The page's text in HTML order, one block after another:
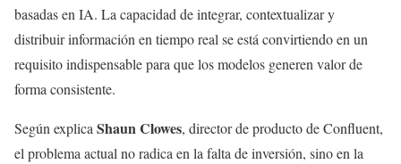
basadas en IA. La capacidad de integrar, contextualizar y
distribuir información en tiempo real se está convirtiendo en un
requisito indispensable para que los modelos generen valor de
forma consistente.
Según explicaShaun Clowes, director de producto de Confluent,
el problema actual no radica en la falta de inversión, sino en la